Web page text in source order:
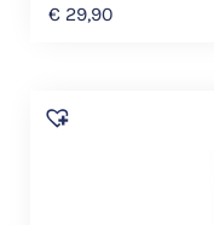
€ 29,90